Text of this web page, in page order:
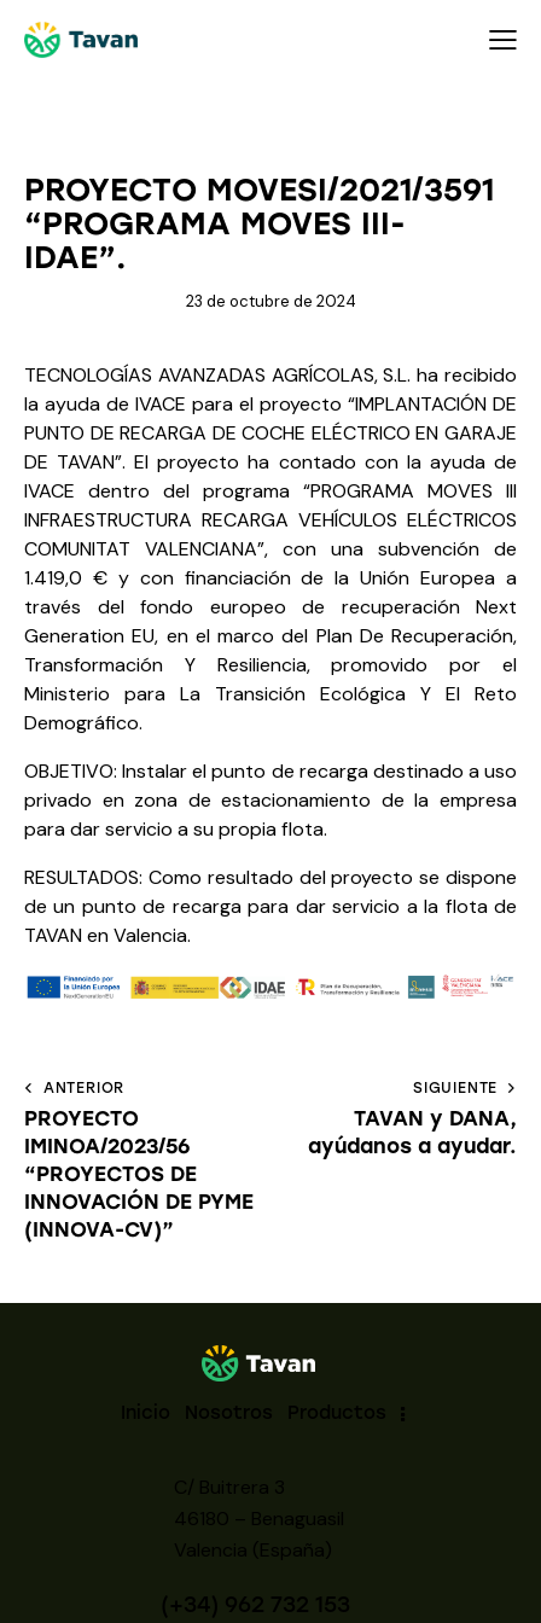
PROYECTO MOVESI/2021/3591
“PROGRAMA MOVES III-
IDAE”.
23 de octubre de 2024
TECNOLOGÍAS AVANZADAS AGRÍCOLAS, S.L. ha recibido
la ayuda de IVACE para el proyecto “IMPLANTACIÓN DE
PUNTO DE RECARGA DE COCHE ELÉCTRICO EN GARAJE
DE TAVAN”. El proyecto ha contado con la ayuda de
IVACE dentro del programa “PROGRAMA MOVES III
INFRAESTRUCTURA RECARGA VEHÍCULOS ELÉCTRICOS
COMUNITAT VALENCIANA”, con una subvención de
1.419,0 € y con financiación de la Unión Europea a
través del fondo europeo de recuperación Next
Generation EU, en el marco del Plan De Recuperación,
Transformación Y Resiliencia, promovido por el
Ministerio para La Transición Ecológica Y El Reto
Demográfico.
OBJETIVO: Instalar el punto de recarga destinado a uso
privado en zona de estacionamiento de la empresa
para dar servicio a su propia flota.
RESULTADOS: Como resultado del proyecto se dispone
de un punto de recarga para dar servicio a la flota de
TAVAN en Valencia.
ANTERIOR
PROYECTO
IMINOA/2023/56
“PROYECTOS DE
INNOVACIÓN DE PYME
(INNOVA-CV)”
SIGUIENTE
TAVAN y DANA,
ayúdanos a ayudar.
Inicio Nosotros Productos
C/ Buitrera 3
46180 – Benaguasil
Valencia (España)
(+34) 962 732 153